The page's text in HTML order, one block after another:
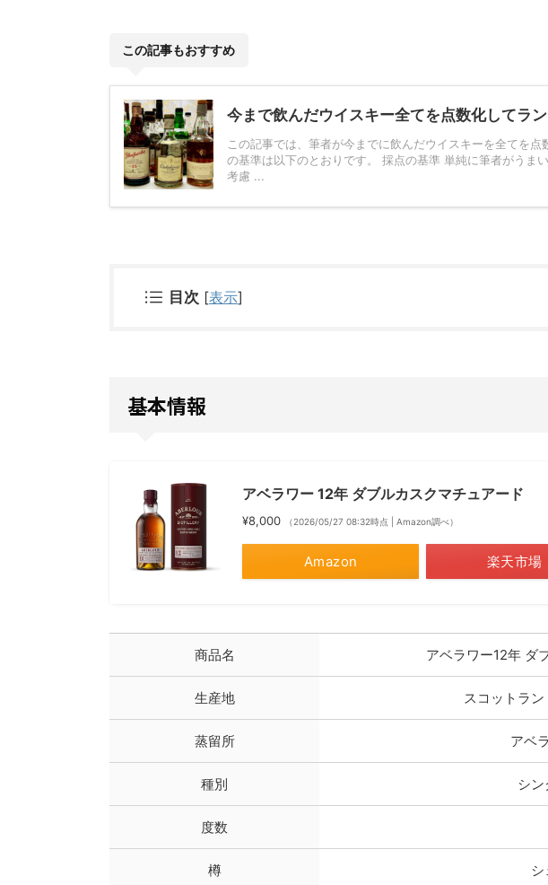
この記事もおすすめ
今まで飲んだウイスキー全てを点数化してラ
この記事では、筆者が今までに飲んだウイスキーを全てを
の基準は以下のとおりです。 採点の基準 単純に筆者がうま
考慮 ...
目次 [表示]
基本情報
アベラワー 12年 ダブルカスクマチュアード
¥8,000 （2026/05/27 08:32時点 | Amazon調べ）
Amazon 楽天市場
商品名 アベラワー12年 ダ
生産地 スコットラン
蒸留所 アベ
種別 シン
度数
樽
シ